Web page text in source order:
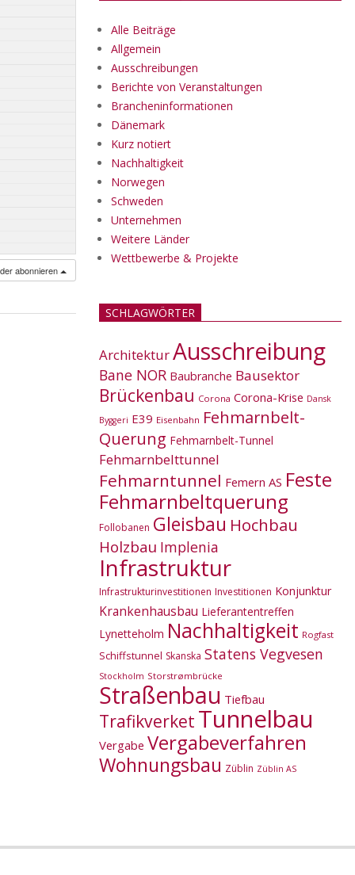
abonnieren
Alle Beiträge
Allgemein
Ausschreibungen
Berichte von Veranstaltungen
Brancheninformationen
Dänemark
Kurz notiert
Nachhaltigkeit
Norwegen
Schweden
Unternehmen
Weitere Länder
Wettbewerbe & Projekte
SCHLAGWÖRTER
ArchitekturAusschreibung
Bane NOR Baubranche Bausektor
Brückenbau Corona Corona-Krise Dansk
Byggeri E39 Eisenbahn Fehmarnbelt-
Querung Fehmarnbelt-Tunnel
Fehmarnbelttunnel
Fehmarntunnel Femern AS Feste
Fehmarnbeltquerung
Follobanen Gleisbau Hochbau
Holzbau Implenia
Infrastruktur
Infrastrukturinvestitionen Investitionen Konjunktur
Krankenhausbau Lieferantentreffen
Lynetteholm Nachhaltigkeit Rogfast
Schiffstunnel Skanska Statens Vegvesen
Stockholm Storstrømbrücke
Straßenbau Tiefbau
Trafikverket Tunnelbau
Vergabe Vergabeverfahren
Wohnungsbau Züblin Züblin AS